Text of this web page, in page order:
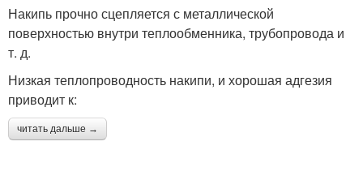
Накипь прочно сцепляется с металлической
поверхностью внутри теплообменника, трубопровода и
т. д.
Низкая теплопроводность накипи, и хорошая адгезия
приводит к:
читать дальше →